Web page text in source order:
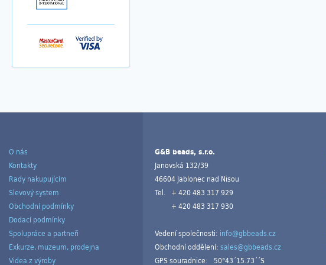
O nás
Kontakty
Rady nakupujícím
Slevový system
Obchodní podmínky
Dodací podmínky
Spolupráce a partneři
Exkurze, muzeum, prodejna
Videa z výroby
G&B beads, s.r.o.
Janovská 132/39
46604 Jablonec nad Nisou
Tel.
+ 420 483 317 929
+ 420 483 317 930
Vedení společnosti: info@gbbeads.cz
Obchodní oddělení: sales@gbbeads.cz
GPS souradnice:
50°43´15.73´´S